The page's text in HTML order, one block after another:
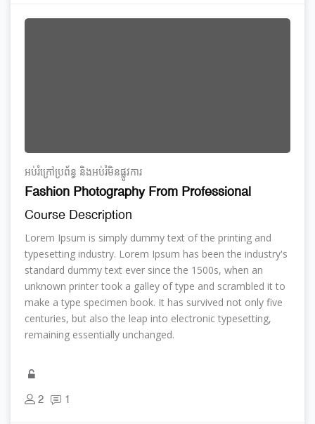
អប់រំ​ក្រៅ​ប្រព័ន្ធ និង​​អប់រំ​មិន​ផ្លូវ​ការ
Fashion Photography From Professional
Course Description
Lorem Ipsum is simply dummy text of the printing and
typesetting industry. Lorem Ipsum has been the industry's
standard dummy text ever since the 1500s, when an
unknown printer took a galley of type and scrambled it to
make a type specimen book. It has survived not only five
centuries, but also the leap into electronic typesetting,
remaining essentially unchanged.
2 1